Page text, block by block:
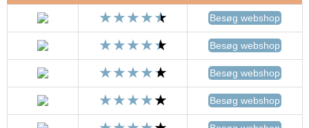
Besøg webshop
Besøg webshop
Besøg webshop
Besøg webshop